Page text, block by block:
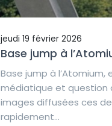
jeudi 19 février 2026
Base jump à
Base jump à
médiatique et question
images diffusées ces
rapidement...